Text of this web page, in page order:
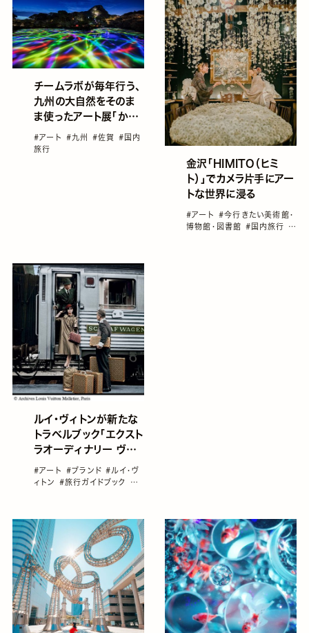
チームラボが毎年行う、
九州の大自然をそのま
ま使ったアート展「かみ
さまがすまう森」
#アート #九州 #佐賀 #国内
旅行
金沢「HIMITO（ヒミ
ト）」でカメラ片手にアー
トな世界に浸る
#アート #今行きたい美術館・
博物館・図書館 #国内旅行
#
ルイ・ヴィトンが新たな
トラベルブック「エクスト
ラオーディナリー ヴォ
ワイヤージュ」を出版
#アート #ブランド#ルイ・ヴ
ィトン #旅行ガイドブック
#